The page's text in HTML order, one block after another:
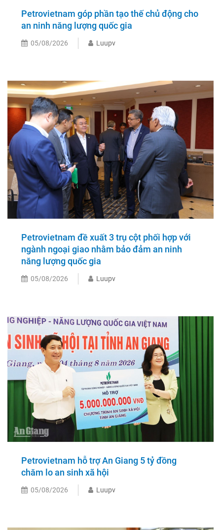
Petrovietnam góp phần tạo thế chủ động cho
an ninh năng lượng quốc gia
05/08/2026 Luupv
Petrovietnam đề xuất 3 trụ cột phối hợp với
ngành ngoại giao nhằm bảo đảm an ninh
năng lượng quốc gia
05/08/2026 Luupv
Petrovietnam hỗ trợ An Giang 5 tỷ đồng
chăm lo an sinh xã hội
05/08/2026 Luupv